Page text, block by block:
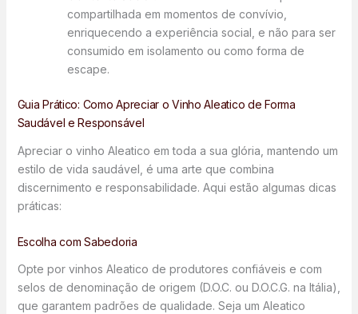
compartilhada em momentos de convívio,
enriquecendo a experiência social, e não para ser
consumido em isolamento ou como forma de
escape.
Guia Prático: Como Apreciar o Vinho Aleatico de Forma
Saudável e Responsável
Apreciar o vinho Aleatico em toda a sua glória, mantendo um
estilo de vida saudável, é uma arte que combina
discernimento e responsabilidade. Aqui estão algumas dicas
práticas:
Escolha com Sabedoria
Opte por vinhos Aleatico de produtores confiáveis e com
selos de denominação de origem (D.O.C. ou D.O.C.G. na Itália),
que garantem padrões de qualidade. Seja um Aleatico